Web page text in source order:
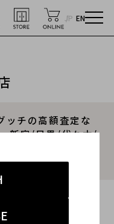
JP EN
ッチの高額査定な
新宿/目黒/代々木/